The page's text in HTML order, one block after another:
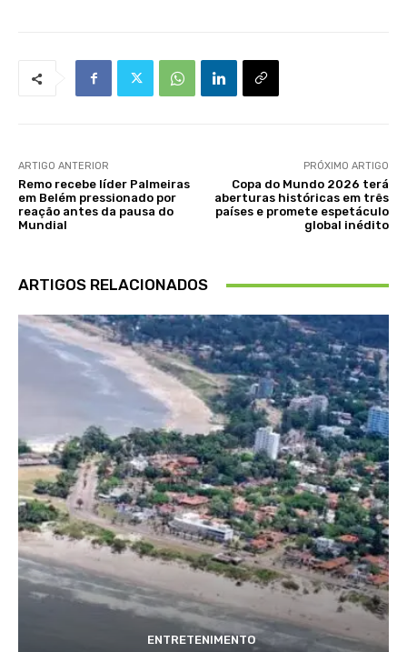
ARTIGO ANTERIOR
Remo recebe líder Palmeiras
em Belém pressionado por
reação antes da pausa do
Mundial
PRÓXIMO ARTIGO
Copa do Mundo 2026 terá
aberturas históricas em três
países e promete espetáculo
global inédito
ARTIGOS RELACIONADOS
ENTRETENIMENTO